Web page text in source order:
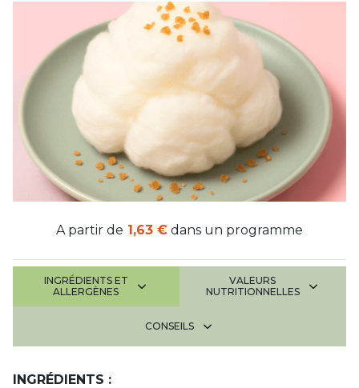
A partir de 1,63 € dans un programme
INGRÉDIENTS ET
ALLERGÈNES
VALEURS
NUTRITIONNELLES
CONSEILS
INGRÉDIENTS :